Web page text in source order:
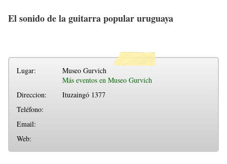
El sonido de la guitarra popular uruguaya
Lugar:
Museo Gurvich
Más eventos en Museo Gurvich
Direccion:
Ituzaingó 1377
Teléfono:
Email:
Web: